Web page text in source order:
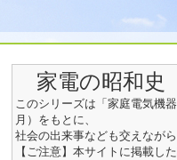
家電の昭和史
このシリーズは「家庭電気機
月）をもとに、
社会の出来事なども交えなが
【ご注意】本サイトに掲載し